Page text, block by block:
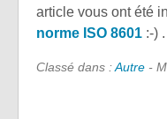
article vous ont été
norme ISO 8601 :-) .
Classé dans :Autre -